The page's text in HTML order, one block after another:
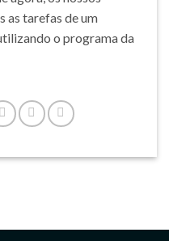
as tarefas de um
o programa da